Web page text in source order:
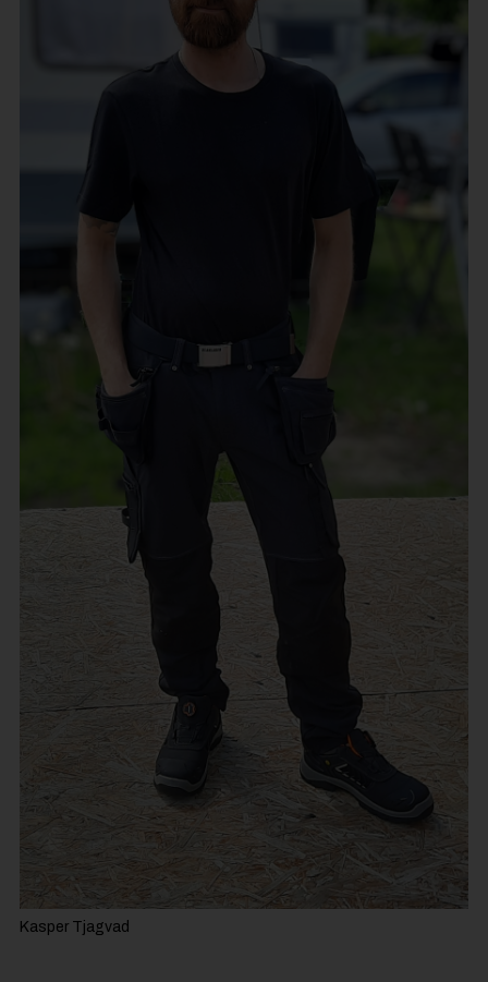
Kasper Tjagvad